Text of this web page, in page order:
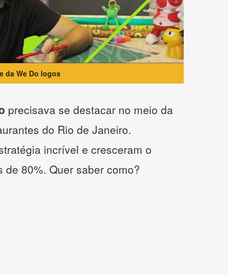
da We Do logos
precisava se destacar no meio da
do Rio de Janeiro.
incrível e cresceram o
de 80%. Quer saber como?